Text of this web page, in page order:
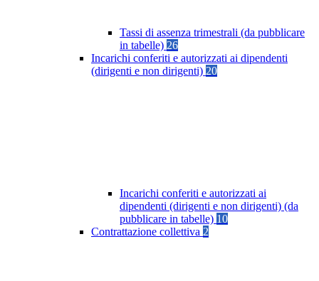
Tassi di assenza trimestrali (da pubblicare
in tabelle) 26
Incarichi conferiti e autorizzati ai dipendenti
(dirigenti e non dirigenti) 20
Incarichi conferiti e autorizzati ai
dipendenti (dirigenti e non dirigenti) (da
pubblicare in tabelle) 10
Contrattazione collettiva 2